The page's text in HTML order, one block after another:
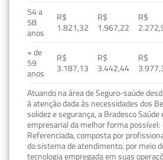
54 a
58
anos
R$
1.821,32
R$
1.967,22
R$
+ de
59
anos
R$
3.187,13
R$
3.442,44
R$
Atuando na área de Seguro-saúde
à atenção dada às necessidades dos
solidez e segurança, a Bradesco
empresarial da melhor forma possível:
Referenciada, composta por
do sistema de atendimento, por meio
tecnologia empregada em suas